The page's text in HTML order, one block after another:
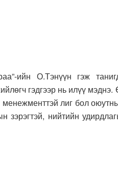
ийн О.Тэнүүн гэж
гэдгээр нь илүү
лиг бол
нийтийн